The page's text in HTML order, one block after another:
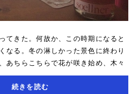
てきた。何故か、この時期になると
なる。冬の淋しかった景色に終わり
あちらこちらで花が咲き始め、木々
が広がっていく。そん...
続きを読む